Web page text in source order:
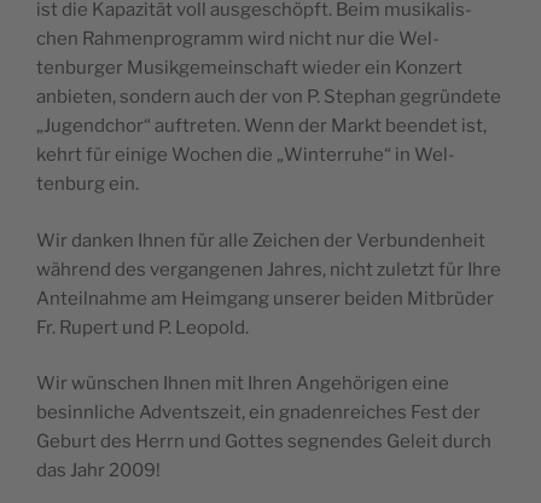
ist die Kapaz­ität voll aus­geschöpft. Beim musikalis­
chen Rah­men­pro­gramm wird nicht nur die Wel­
tenburg­er Musikge­mein­schaft wieder ein Konz­ert
anbi­eten, son­dern auch der von P. Stephan gegrün­dete
„Jugend­chor“ auftreten. Wenn der Markt been­det ist,
kehrt für einige Wochen die „Win­ter­ruhe“ in Wel­
tenburg ein.
Wir danken Ihnen für alle Zeichen der Ver­bun­den­heit
während des ver­gan­genen Jahres, nicht zulet­zt für Ihre
Anteil­nahme am Heim­gang unser­er bei­den Mit­brüder
Fr. Rupert und P. Leopold.
Wir wün­schen Ihnen mit Ihren Ange­höri­gen eine
besinnliche Adventszeit, ein gnaden­re­ich­es Fest der
Geburt des Her­rn und Gottes seg­nen­des Geleit durch
das Jahr 2009!